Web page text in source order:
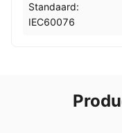
Standaard:
IEC60076